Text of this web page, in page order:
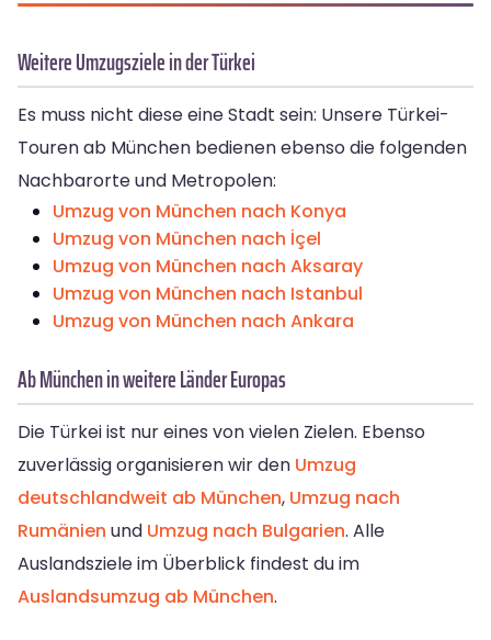
Weitere Umzugsziele in der Türkei
Es muss nicht diese eine Stadt sein: Unsere Türkei-
Touren ab München bedienen ebenso die folgenden
Nachbarorte und Metropolen:
Umzug von München nach Konya
Umzug von München nach İçel
Umzug von München nach Aksaray
Umzug von München nach Istanbul
Umzug von München nach Ankara
Ab München in weitere Länder Europas
Die Türkei ist nur eines von vielen Zielen. Ebenso
zuverlässig organisieren wir den Umzug
deutschlandweit ab München, Umzug nach
Rumänien und Umzug nach Bulgarien. Alle
Auslandsziele im Überblick findest du im
Auslandsumzug ab München.